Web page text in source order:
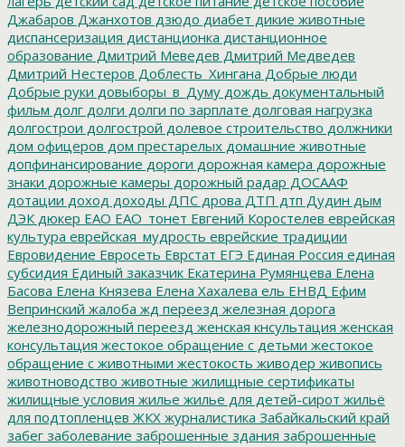
Джабаров Джанхотов дзюдо диабет дикие животные
диспансеризация дистанционка дистанционное
образование Дмитрий Меведев Дмитрий Медведев
Дмитрий Нестеров Доблесть_Хингана Добрые люди
Добрые руки довыборы_в_Думу дождь документальный
фильм долг долги долги по зарплате долговая нагрузка
долгострои долгострой долевое строительство должники
дом офицеров дом престарелых домашние животные
допфинансирование дороги дорожная камера дорожные
знаки дорожные камеры дорожный радар ДОСААФ
дотации доход доходы ДПС дрова ДТП дтп Дудин дым
ДЭК дюкер ЕАО ЕАО_тонет Евгений Коростелев еврейская
культура еврейская_мудрость еврейские традиции
Евровидение Евросеть Еврстат ЕГЭ Единая Россия единая
субсидия Единый заказчик Екатерина Румянцева Елена
Басова Елена Князева Елена Хахалева ель ЕНВД Ефим
Вепринский жалоба жд переезд железная дорога
железнодорожный переезд женская кнсультация женская
консультация жестокое обращение с детьми жестокое
обращение с животными жестокость живодер живопись
животноводство животные жилищные сертификаты
жилищные условия жилье жилье для детей-сирот жильё
для подтопленцев ЖКХ журналистика Забайкальский край
забег заболевание заброшенные здания заброшенные